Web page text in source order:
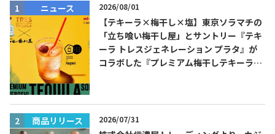
Tequila Journal SNS 在日メキシコ大使館 SNS
ニュース 2026/08/01
【テキーラ×梅干し×塩】東京ソラマチの
「立ち喰い梅干し屋」とサントリー『テキ
ーラ トレスジェネレーション プラタ』が
コラボした『プレミアム梅干しテキーラソ
商品リリース 2026/07/31